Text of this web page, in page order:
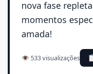
nova fase
momentos
amada!
👁️ 533 visualizações